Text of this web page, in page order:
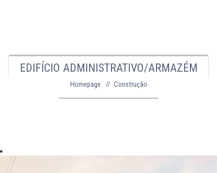
EDIFÍCIO ADMINISTRATIVO/ARMAZÉM
Homepage Construção